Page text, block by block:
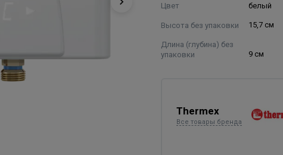
Цвет белый
Высота без упаковки 15,7 см
Длина (глубина) без
упаковки
9 см
Thermex
Все товары бренда